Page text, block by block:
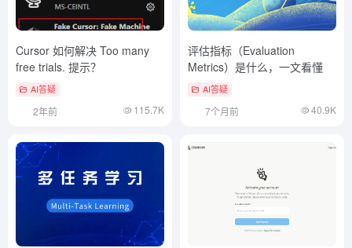
Cursor 如何解决 Too many
free trials. 提示？
AI答疑
2年前 115.7K
评估指标（Evaluation
Metrics）是什么，一文看懂
AI答疑
7个月前 40.9K